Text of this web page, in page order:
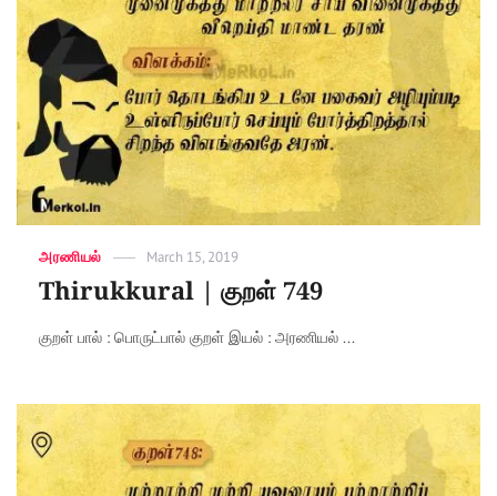
Categories
அரணியல்
Posted
March 15, 2019
Thirukkural | குறள் 749
குறள் பால் : பொருட்பால் குறள் இயல் : அரணியல் ...